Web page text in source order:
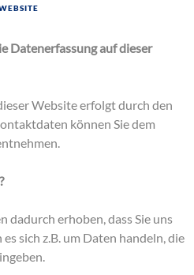
Datenerfassung auf dieser
Website erfolgt durch den
können Sie dem
dadurch erhoben, dass Sie uns
sich z.B. um Daten handeln, die